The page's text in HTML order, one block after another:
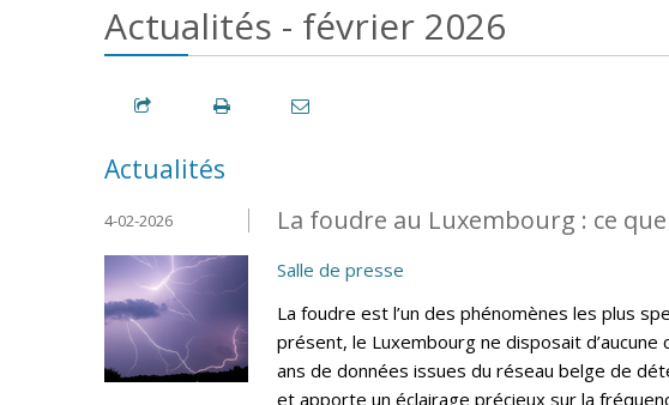
Actualités - février 2026
Actualités
La foudre au Luxembourg : ce
4-02-2026
Salle de presse
La foudre est l’un des phénomènes les plus
présent, le Luxembourg ne disposait
ans de données issues du réseau belge de
et apporte un éclairage précieux sur la